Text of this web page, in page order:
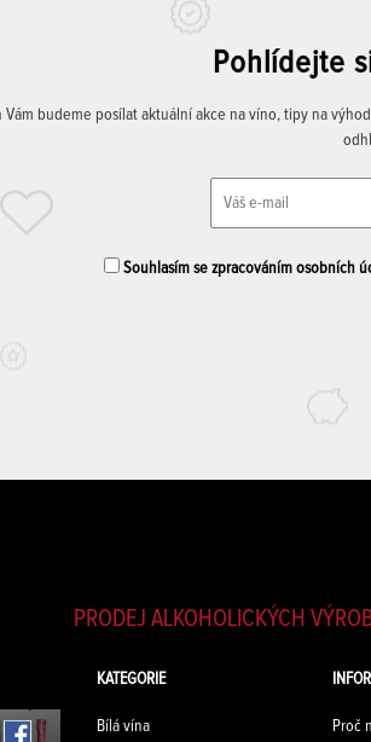
Pohlídejte
budeme posílat aktuální akce na víno, tipy na
Souhlasím se zpracováním osobních
PRODEJ ALKOHOLICKÝCH
KATEGORIE
Bílá vína Proč